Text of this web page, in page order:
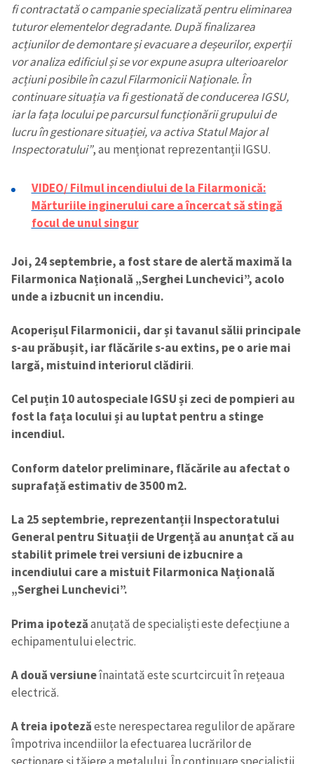
in English
на русском
fi contractată o campanie specializată pentru eliminarea
tuturor elementelor degradante. După finalizarea
acțiunilor de demontare și evacuare a deșeurilor, experții
vor analiza edificiul și se vor expune asupra ulterioarelor
acțiuni posibile în cazul Filarmonicii Naționale. În
continuare situația va fi gestionată de conducerea IGSU,
iar la fața locului pe parcursul funcționării grupului de
lucru în gestionare situației, va activa Statul Major al
Inspectoratului”, au menționat reprezentanții IGSU.
VIDEO/ Filmul incendiului de la Filarmonică:
Mărturiile inginerului care a încercat să stingă
focul de unul singur
Joi, 24 septembrie, a fost stare de alertă maximă la
Filarmonica Națională „Serghei Lunchevici”, acolo
unde a izbucnit un incendiu.
Acoperișul Filarmonicii, dar și tavanul sălii principale
s-au prăbușit, iar flăcările s-au extins, pe o arie mai
largă, mistuind interiorul clădirii.
Cel puțin 10 autospeciale IGSU și zeci de pompieri au
fost la fața locului și au luptat pentru a stinge
incendiul.
Conform datelor preliminare, flăcările au afectat o
suprafață estimativ de 3500 m2.
La 25 septembrie, reprezentanții Inspectoratului
General pentru Situații de Urgență au anunțat că au
stabilit primele trei versiuni de izbucnire a
incendiului care a mistuit Filarmonica Națională
„Serghei Lunchevici”.
Prima ipotezăanuțată de specialiști este defecțiune a
echipamentului electric.
A două versiuneînaintată este scurtcircuit în rețeaua
electrică.
A treia ipotezăeste nerespectarea regulilor de apărare
împotriva incendiilor la efectuarea lucrărilor de